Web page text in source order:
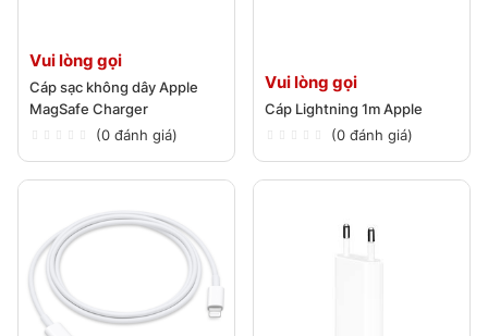
Vui lòng gọi
Cáp sạc không dây Apple
MagSafe Charger
(0 đánh giá)
Vui lòng gọi
Cáp Lightning 1m Apple
(0 đánh giá)